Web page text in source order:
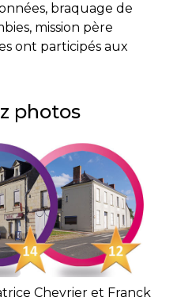
braquage de
mission père
ont participés aux
photos
Chevrier et Franck